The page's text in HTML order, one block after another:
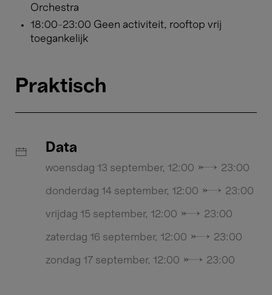
Orchestra
18:00-23:00 Geen activiteit, rooftop vrij
toegankelijk
Praktisch
Data
woensdag 13 september, 12:00 → 23:00
donderdag 14 september, 12:00 → 23:00
vrijdag 15 september, 12:00 → 23:00
zaterdag 16 september, 12:00 → 23:00
zondag 17 september, 12:00 → 23:00